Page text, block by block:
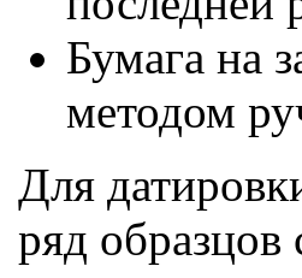
Бумага на
методом
Для
ряд